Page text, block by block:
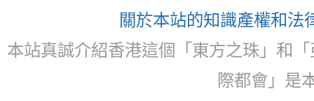
關於本站的知識產權和法
本站真誠介紹香港這個「東方之珠」和
際都會」是